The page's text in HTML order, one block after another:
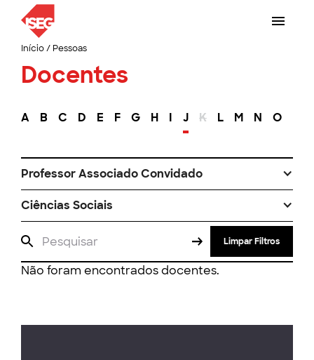
Início/ Pessoas
Docentes
A B C D E F G H I J K L M N O
Professor Associado Convidado
Ciências Sociais
Limpar Filtros
Não foram encontrados docentes.